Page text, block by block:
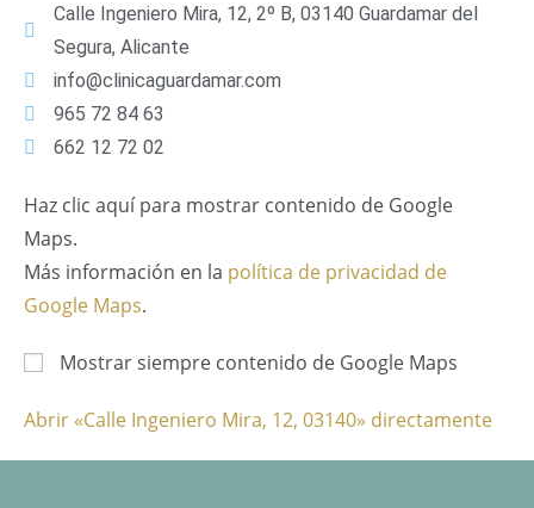
Calle Ingeniero Mira, 12, 2º B, 03140 Guardamar del
Segura, Alicante
info@clinicaguardamar.com
965 72 84 63
662 12 72 02
Haz clic aquí para mostrar contenido de Google
Maps.
Más información en la política de privacidad de
Google Maps.
Mostrar siempre contenido de Google Maps
Abrir «Calle Ingeniero Mira, 12, 03140» directamente